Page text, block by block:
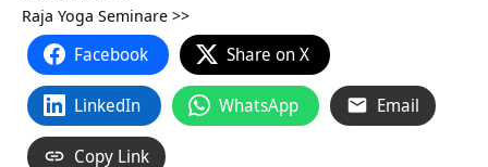
Raja Yoga Seminare >>
Facebook Share on X
LinkedIn WhatsApp Email
Copy Link